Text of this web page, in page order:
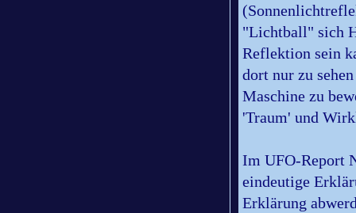
"Lichtball" sich
Reflektion sein
dort nur zu
Maschine zu
'Traum' und
Im UFO-Report
eindeutige
Erklärung